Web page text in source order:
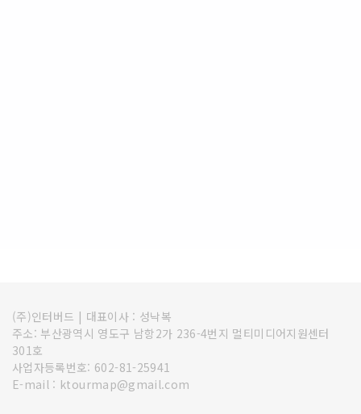
(주)인터버드 | 대표이사 : 성낙복
주소: 부산광역시 영도구 남항2가 236-4번지 멀티미디어지원센터
301호
사업자등록번호: 602-81-25941
E-mail : ktourmap@gmail.com